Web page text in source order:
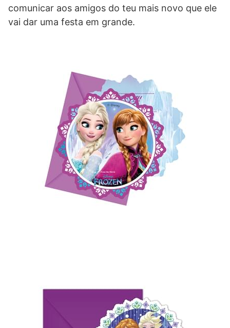
comunicar aos amigos do teu mais novo que ele
vai dar uma festa em grande.